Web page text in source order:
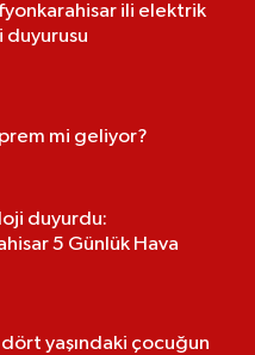
ili elektrik
duyurusu
mi geliyor?
duyurdu:
5 Günlük Hava
yaşındaki çocuğun